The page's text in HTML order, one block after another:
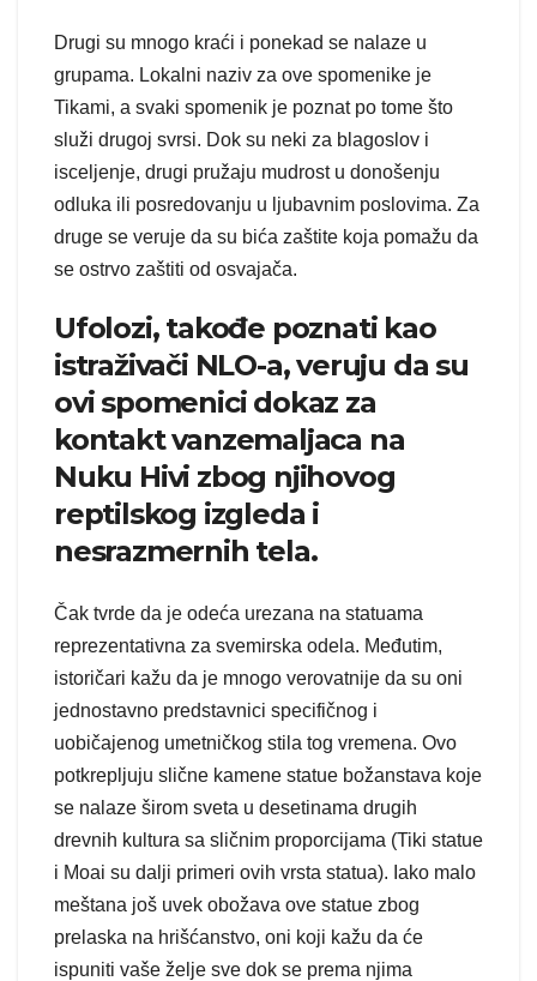
Drugi su mnogo kraći i ponekad se nalaze u
grupama. Lokalni naziv za ove spomenike je
Tikami, a svaki spomenik je poznat po tome što
služi drugoj svrsi. Dok su neki za blagoslov i
isceljenje, drugi pružaju mudrost u donošenju
odluka ili posredovanju u ljubavnim poslovima. Za
druge se veruje da su bića zaštite koja pomažu da
se ostrvo zaštiti od osvajača.
Ufolozi, takođe poznati kao
istraživači NLO-a, veruju da su
ovi spomenici dokaz za
kontakt vanzemaljaca na
Nuku Hivi zbog njihovog
reptilskog izgleda i
nesrazmernih tela.
Čak tvrde da je odeća urezana na statuama
reprezentativna za svemirska odela. Međutim,
istoričari kažu da je mnogo verovatnije da su oni
jednostavno predstavnici specifičnog i
uobičajenog umetničkog stila tog vremena. Ovo
potkrepljuju slične kamene statue božanstava koje
se nalaze širom sveta u desetinama drugih
drevnih kultura sa sličnim proporcijama (Tiki statue
i Moai su dalji primeri ovih vrsta statua). Iako malo
meštana još uvek obožava ove statue zbog
prelaska na hrišćanstvo, oni koji kažu da će
ispuniti vaše želje sve dok se prema njima